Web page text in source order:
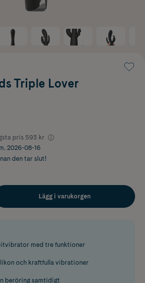
Triple Lover
pris 593 kr
2026-08-16
den tar slut!
Lägg i varukorgen
med tre funktioner
och kraftfulla vibrationer
beröring samtidigt